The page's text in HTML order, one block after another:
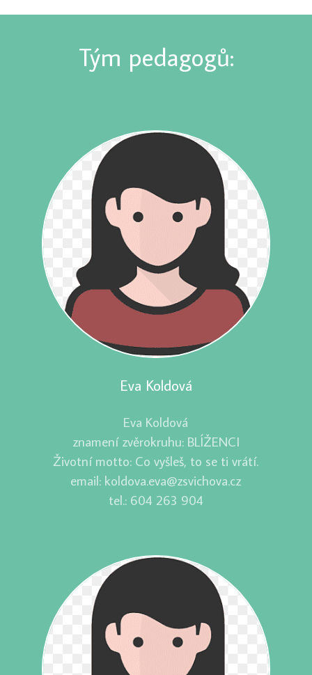
Tým pedagogů:
Eva Koldová
Eva Koldová
znamení zvěrokruhu: BLÍŽENCI
Životní motto: Co vyšleš, to se ti vrátí.
email: koldova.eva@zsvichova.cz
tel.: 604 263 904